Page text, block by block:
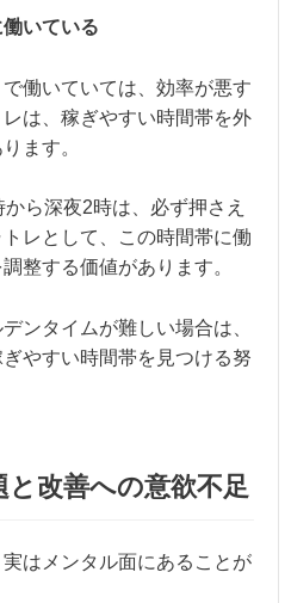
いている
働いていては、効率が悪す
は、稼ぎやすい時間帯を外
ます。
ら深夜2時は、必ず押さえ
レとして、この時間帯に働
整する価値があります。
ンタイムが難しい場合は、
やすい時間帯を見つける努
改善への意欲不足
はメンタル面にあることが